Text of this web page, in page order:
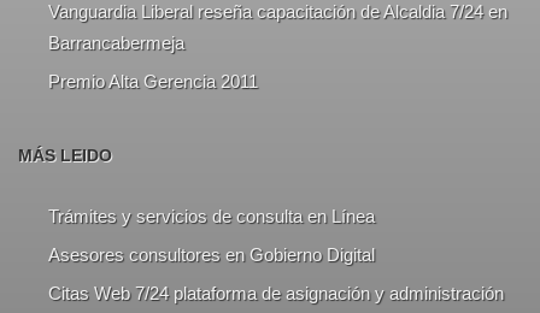
Vanguardia Liberal reseña capacitación de Alcaldia 7/24 en
Barrancabermeja
Premio Alta Gerencia 2011
MÁS LEIDO
Trámites y servicios de consulta en Línea
Asesores consultores en Gobierno Digital
Citas Web 7/24 plataforma de asignación y administración